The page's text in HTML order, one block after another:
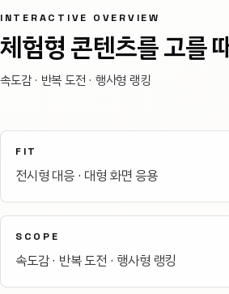
INTERACTIVE OVERVIEW
체험형 콘텐츠를 고를
속도감 · 반복 도전 · 행사형 랭킹
FIT
전시형 대응 · 대형 화면 응용
SCOPE
속도감 · 반복 도전 · 행사형 랭킹